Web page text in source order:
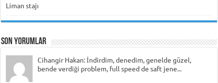
Liman stajı
Son Yorumlar
Cihangir Hakan: İndirdim, denedim, genelde güzel,
bende verdiği problem, full speed de saft jene...